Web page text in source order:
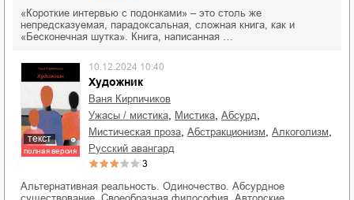
«Короткие интервью с подонками» – это столь же
непредсказуемая, парадоксальная, сложная книга, как и
«Бесконечная шутка». Книга, написанная …
текст
полная версия
Художник
10.12.2024 10:40
Ваня Кирпичиков
ужасы / мистика
мистика абсурд
мистическая проза абстракционизм алкоголизм
русский авангард
3
Альтернативная реальность. Одиночество. Абсурдное